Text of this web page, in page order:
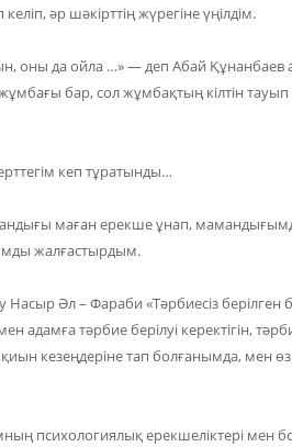
әр шәкірттің жүрегіне үңілдім.
оны да ойла …» — деп Абай Құнанбаев
бар, сол жұмбақтың кілтін
кеп тұратынды…
маған ерекше ұнап,
жалғастырдым.
Насыр Әл – Фараби «Тәрбиесіз
адамға тәрбие берілуі керектігін,
қиын кезеңдеріне тап болғанымда, мен
психологиялық ерекшеліктері